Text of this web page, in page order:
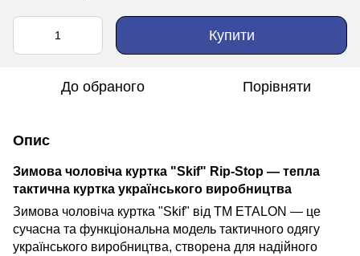
Купити
До обраного Порівняти
Опис
Зимова чоловіча куртка "Skif" Rip-Stop — тепла
тактична куртка українського виробництва
Зимова чоловіча куртка "Skif" від TM ETALON — це
сучасна та функціональна модель тактичного одягу
українського виробництва, створена для надійного